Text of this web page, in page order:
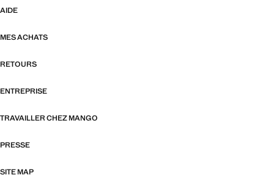
AIDE
MES ACHATS
RETOURS
ENTREPRISE
TRAVAILLER CHEZ MANGO
PRESSE
SITE MAP